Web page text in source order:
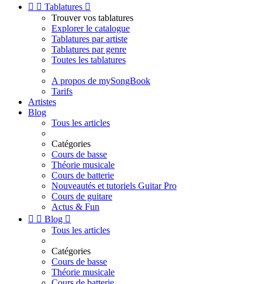
  Tablatures 
Trouver vos tablatures
Explorer le catalogue
Tablatures par artiste
Tablatures par genre
Toutes les tablatures
A propos de mySongBook
Tarifs
Artistes
Blog
Tous les articles
Catégories
Cours de basse
Théorie musicale
Cours de batterie
Nouveautés et tutoriels Guitar Pro
Cours de guitare
Actus & Fun
  Blog 
Tous les articles
Catégories
Cours de basse
Théorie musicale